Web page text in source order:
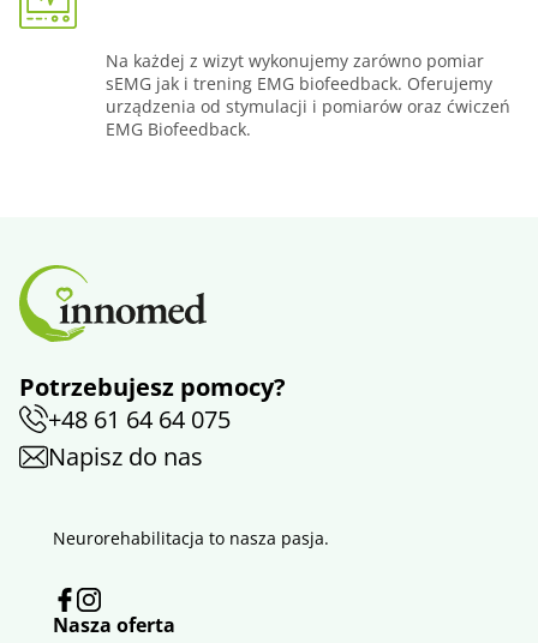
Na każdej z wizyt wykonujemy zarówno pomiar
sEMG jak i trening EMG biofeedback. Oferujemy
urządzenia od stymulacji i pomiarów oraz ćwiczeń
EMG Biofeedback.
Potrzebujesz pomocy?
+48 61 64 64 075
Napisz do nas
Neurorehabilitacja to nasza pasja.
Nasza oferta